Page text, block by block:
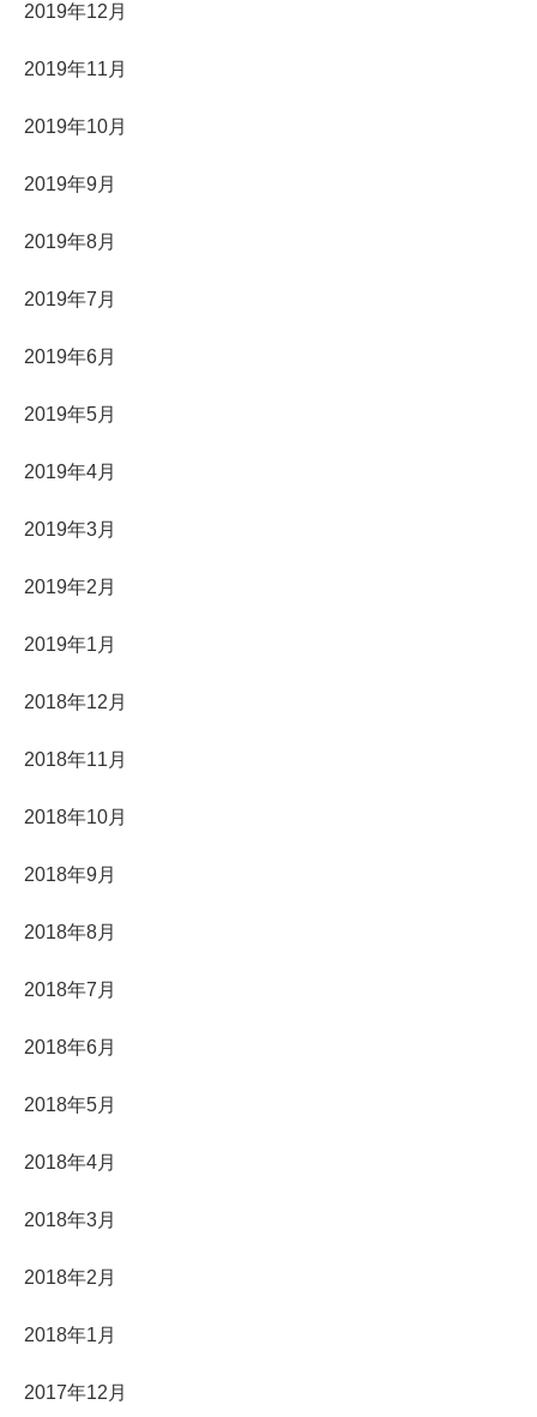
2019年12月
2019年11月
2019年10月
2019年9月
2019年8月
2019年7月
2019年6月
2019年5月
2019年4月
2019年3月
2019年2月
2019年1月
2018年12月
2018年11月
2018年10月
2018年9月
2018年8月
2018年7月
2018年6月
2018年5月
2018年4月
2018年3月
2018年2月
2018年1月
2017年12月